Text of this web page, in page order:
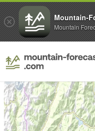
Mountain-
Mountain